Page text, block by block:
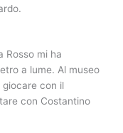
Rosso mi ha
a lume. Al museo
con il
con Costantino